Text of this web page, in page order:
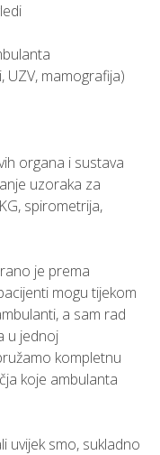
UZV, mamografija)
organa i sustava
uzoraka za
spirometrija,
je prema
mogu tijekom
a sam rad
u jednoj
kompletnu
koje ambulanta
uvijek smo, sukladno